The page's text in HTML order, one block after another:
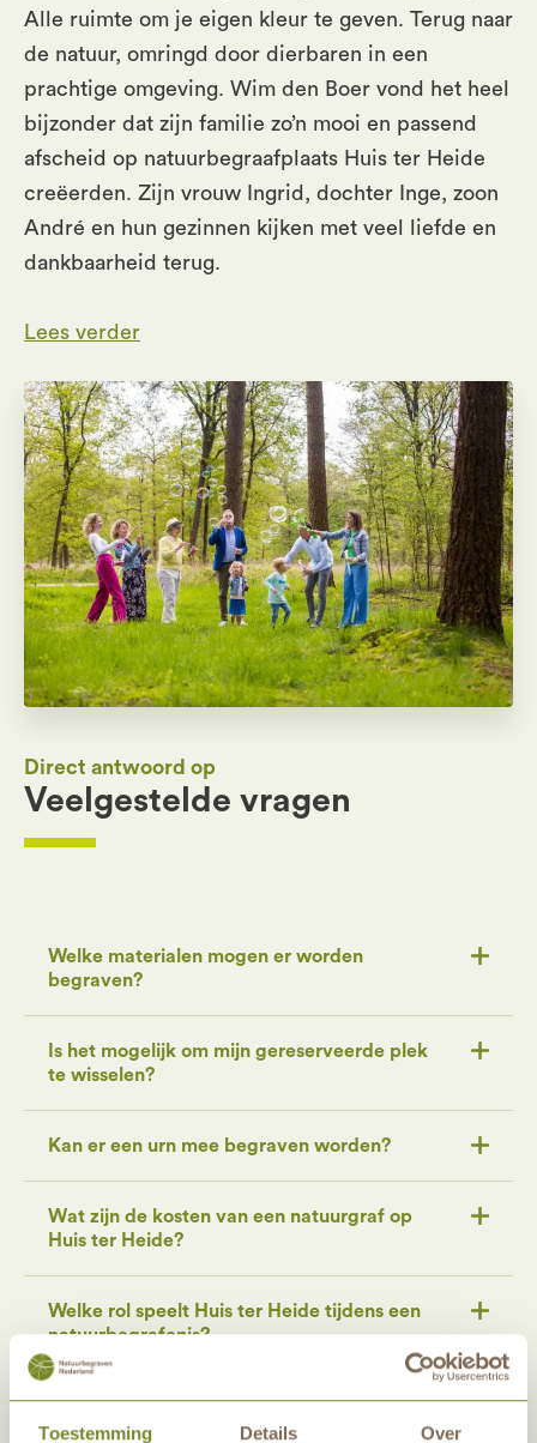
Toestemming Details Over
Alle ruimte om je eigen kleur te geven. Terug naar
de natuur, omringd door dierbaren in een
prachtige omgeving. Wim den Boer vond het heel
bijzonder dat zijn familie zo’n mooi en passend
afscheid op natuurbegraafplaats Huis ter Heide
creëerden. Zijn vrouw Ingrid, dochter Inge, zoon
André en hun gezinnen kijken met veel liefde en
dankbaarheid terug.
Lees verder
Direct antwoord op
Veelgestelde vragen
Welke materialen mogen er worden
begraven?
Is het mogelijk om mijn gereserveerde plek
te wisselen?
Kan er een urn mee begraven worden?
Wat zijn de kosten van een natuurgraf op
Huis ter Heide?
Welke rol speelt Huis ter Heide tijdens een
natuurbegrafenis?
Is het mogelijk om meerdere plekken naast
elkaar te reserveren?